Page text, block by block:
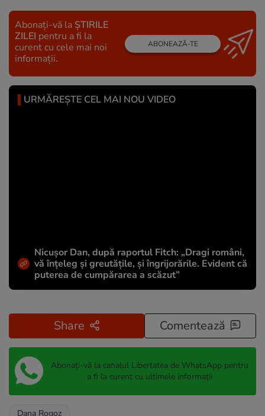
Abonați-vă la ȘTIRILE
ZILEI pentru a fi la
curent cu cele mai noi
informații.
ABONEAZĂ-TE
URMĂREȘTE CEL MAI NOU VIDEO
Nicușor Dan, după raportul Fitch: „Dragi români,
vă înțeleg și greutățile, și îngrijorările. Evident că
puterea de cumpărarea a scăzut”
Share Comentează
Abonați-vă la canalul Libertatea de WhatsApp pentru
a fi la curent cu ultimele informații
Dana Rogoz